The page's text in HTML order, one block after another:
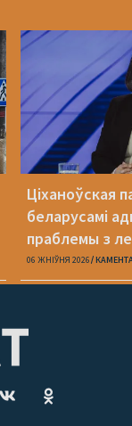
Ціханоўская
беларусамі
праблемы з
06 ЖНІЎНЯ 2026